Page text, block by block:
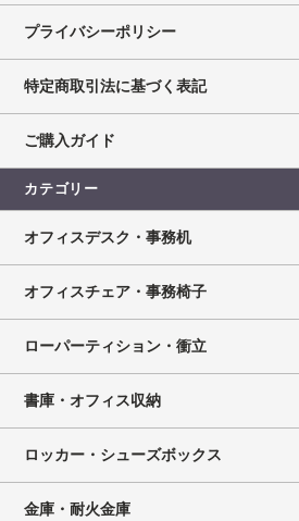
プライバシーポリシー
特定商取引法に基づく表記
ご購入ガイド
カテゴリー
オフィスデスク・事務机
オフィスチェア・事務椅子
ローパーティション・衝立
書庫・オフィス収納
ロッカー・シューズボックス
金庫・耐火金庫